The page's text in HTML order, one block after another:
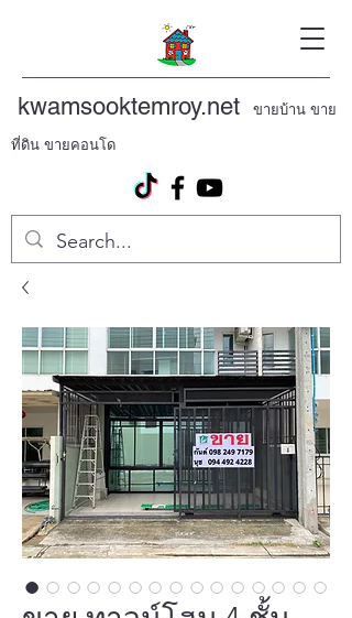
kwamsooktemroy.net ขายบ้าน ขาย
ที่ดิน ขายคอนโด